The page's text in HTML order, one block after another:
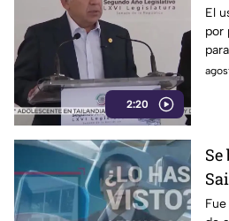
2:20
a
El
por